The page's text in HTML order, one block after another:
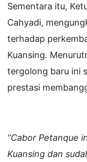
Sementara itu,
Cahyadi,
terhadap
Kuansing.
tergolong baru ini
prestasi
“Cabor Petanque
Kuansing dan